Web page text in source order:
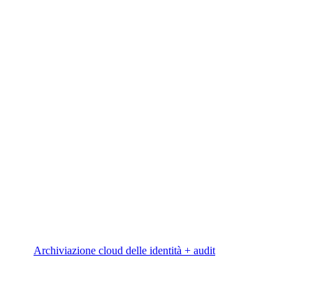
Archiviazione cloud delle identità + audit